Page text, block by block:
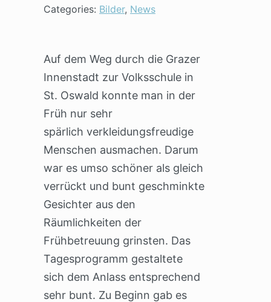
Categories: Bilder, News
Auf dem Weg durch die Grazer
Innenstadt zur Volksschule in
St. Oswald konnte man in der
Früh nur sehr
spärlich verkleidungsfreudige
Menschen ausmachen. Darum
war es umso schöner als gleich
verrückt und bunt geschminkte
Gesichter aus den
Räumlichkeiten der
Frühbetreuung grinsten. Das
Tagesprogramm gestaltete
sich dem Anlass entsprechend
sehr bunt. Zu Beginn gab es